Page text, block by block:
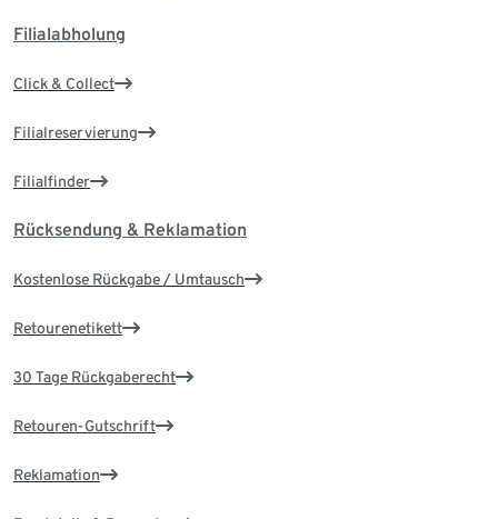
Filialabholung
Click & Collect
Filialreservierung
Filialfinder
Rücksendung & Reklamation
Kostenlose Rückgabe / Umtausch
Retourenetikett
30 Tage Rückgaberecht
Retouren-Gutschrift
Reklamation